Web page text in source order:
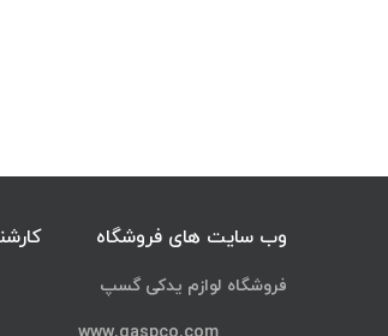
وب سایت های فروشگاه
فروشگاه لوازم یدکی گسپ